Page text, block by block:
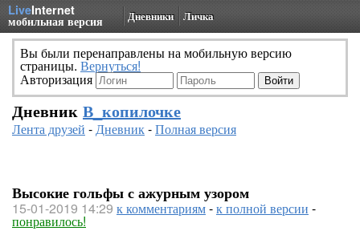
LiveInternet
мобильная версия Дневники Личка
Вы были перенаправлены на мобильную версию
страницы. Вернуться!
Авторизация
Дневник В_копилочке
Лента друзей -Дневник-Полная версия
Высокие гольфы с ажурным узором
15-01-2019 14:29 к комментариям-к полной версии -
понравилось!